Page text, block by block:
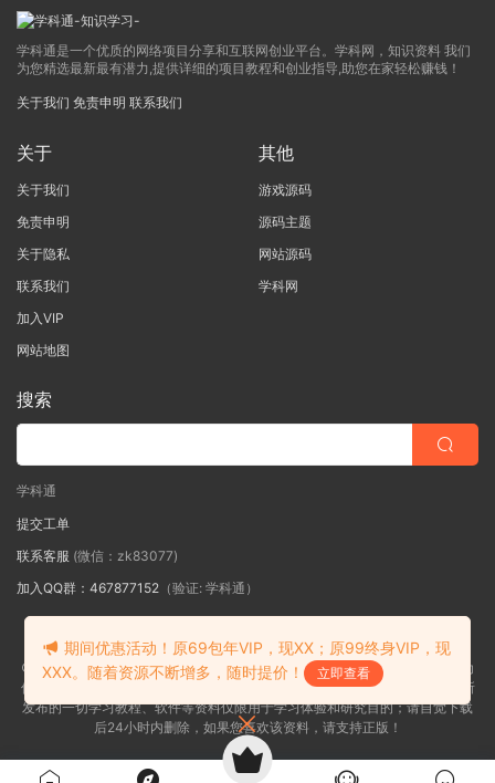
学科通是一个优质的网络项目分享和互联网创业平台。学科网，知识资料 我们
为您精选最新最有潜力,提供详细的项目教程和创业指导,助您在家轻松赚钱！
关于我们 免责申明 联系我们
关于
关于我们
免责申明
关于隐私
联系我们
加入VIP
网站地图
其他
游戏源码
源码主题
网站源码
学科网
搜索
学科通
提交工单
联系客服 (微信：zk83077)
加入QQ群：467877152 （验证: 学科通）
皖ICP备2026016967号-1
©2018-2026学科通网内容全部来自网络，版权争议与本站无关，如果您认为
侵犯了您的合法权益,请联系我们删除，并向所有持版权者致最深歉意！本站所
发布的一切学习教程、软件等资料仅限用于学习体验和研究目的；请自觉下载
后24小时内删除，如果您喜欢该资料，请支持正版！
期间优惠活动！原69包年VIP，现XX；原99终身VIP，现
XXX。随着资源不断增多，随时提价！
立即查看